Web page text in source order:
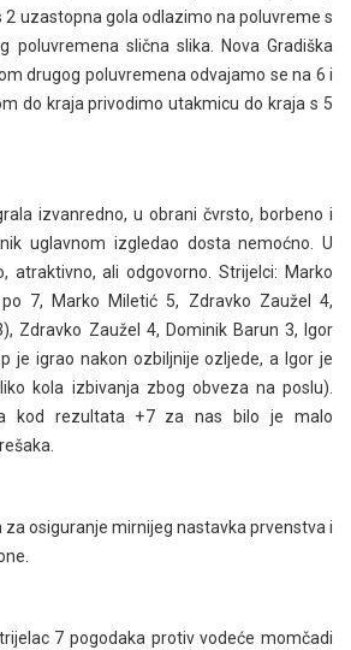
2 uzastopna gola odlazimo na poluvreme s
poluvremena slična slika. Nova Gradiška
drugog poluvremena odvajamo se na 6 i
do kraja privodimo utakmicu do kraja s 5
izvanredno, u obrani čvrsto, borbeno i
uglavnom izgledao dosta nemoćno. U
atraktivno, ali odgovorno. Strijelci: Marko
7, Marko Miletić 5, Zdravko Zaužel 4,
Zdravko Zaužel 4, Dominik Barun 3, Igor
je igrao nakon ozbiljnije ozljede, a Igor je
kola izbivanja zbog obveza na poslu).
kod rezultata +7 za nas bilo je malo
za osiguranje mirnijeg nastavka prvenstva i
7 pogodaka protiv vodeće momčadi